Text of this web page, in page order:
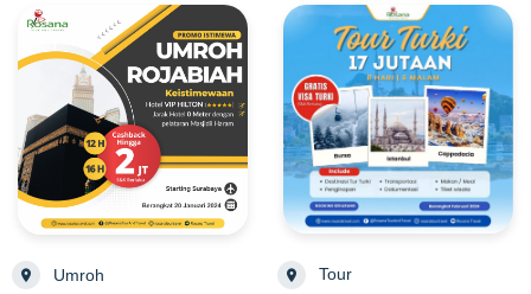
Umroh Tour